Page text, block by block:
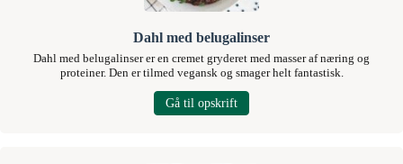
Dahl med belugalinser
Dahl med belugalinser er en cremet gryderet med masser af næring og
proteiner. Den er tilmed vegansk og smager helt fantastisk.
Gå til opskrift